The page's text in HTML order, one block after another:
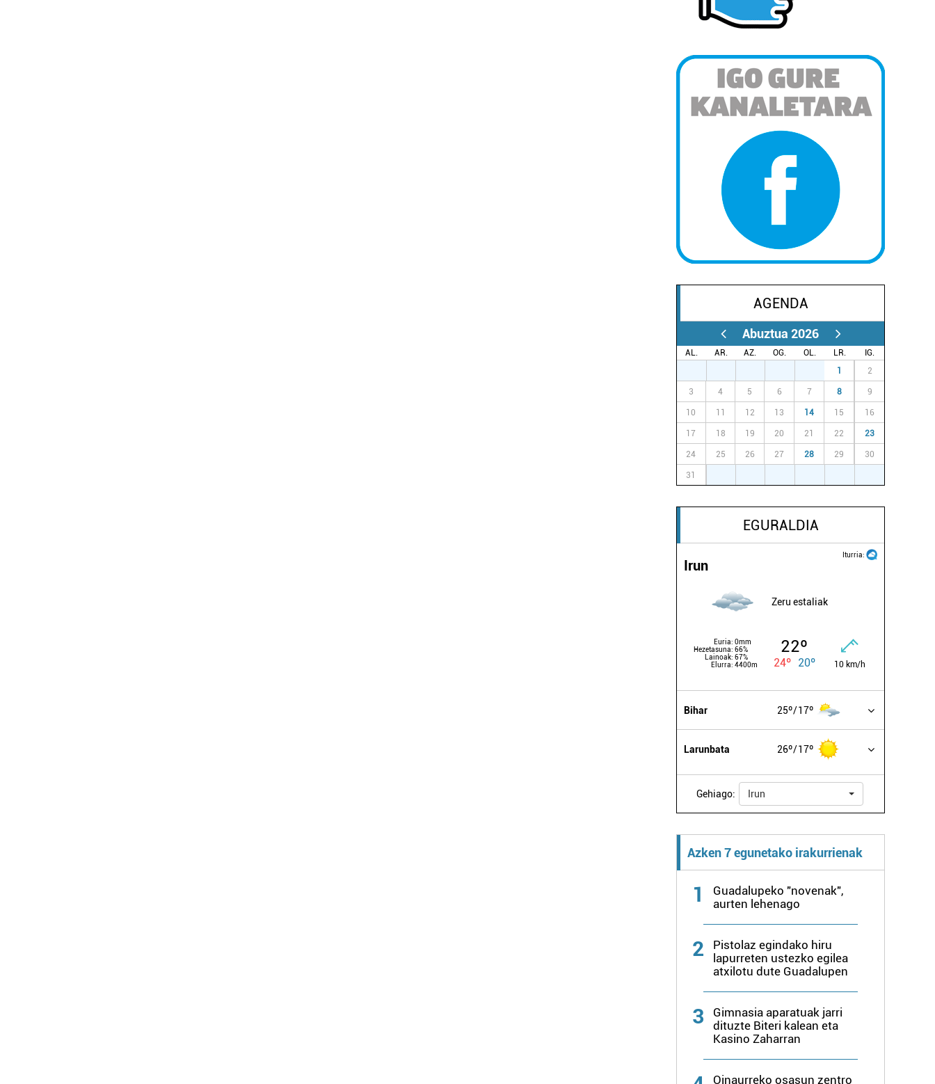
AGENDA
Abuztua 2026
AL. AR. AZ. OG. OL. LR.
IG.
1 2
3 4 5 6 7 8 9
10 11 12 13 14 15 16
17 18 19 20 21 22 23
24 25 26 27 28 29 30
31
EGURALDIA
Iturria:
Irun
Zeru estaliak
Euria: 0mm
Hezetasuna: 66%
Lainoak: 67%
Elurra: 4400m
22º
24º 20º 10 km/h
Bihar 25º 17º
Larunbata 26º 17º
Gehiago: Irun
Azken 7 egunetako irakurrienak
1
Guadalupeko "novenak",
aurten lehenago
2
Pistolaz egindako hiru
lapurreten ustezko egilea
atxilotu dute Guadalupen
3
Gimnasia aparatuak jarri
dituzte Biteri kalean eta
Kasino Zaharran
Oinaurreko osasun zentro